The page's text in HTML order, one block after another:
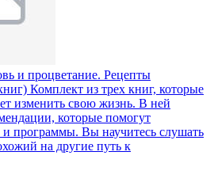
и процветание. Рецепты
Комплект из трех книг, которые
изменить свою жизнь. В ней
которые помогут
программы. Вы научитесь слушать
на другие путь к